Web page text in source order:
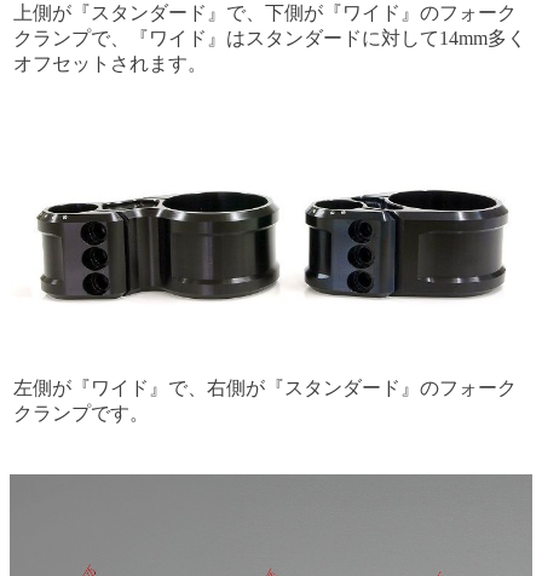
上側が『スタンダード』で、下側が『ワイド』のフォーク
クランプで、『ワイド』はスタンダードに対して14mm多く
オフセットされます。
左側が『ワイド』で、右側が『スタンダード』のフォーク
クランプです。